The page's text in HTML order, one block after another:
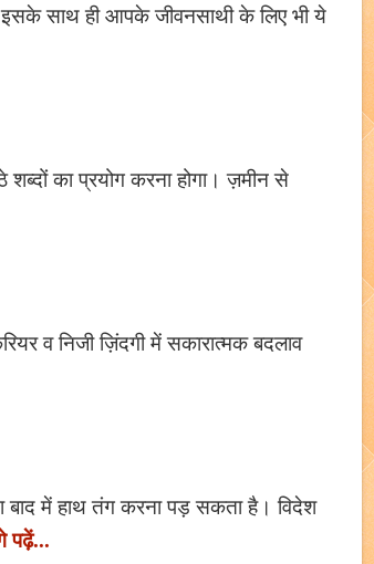
साथ ही आपके जीवनसाथी के लिए भी ये
का प्रयोग करना होगा। ज़मीन से
व निजी ज़िंदगी में सकारात्मक बदलाव
बाद में हाथ तंग करना पड़ सकता है। विदेश
पढ़ें...